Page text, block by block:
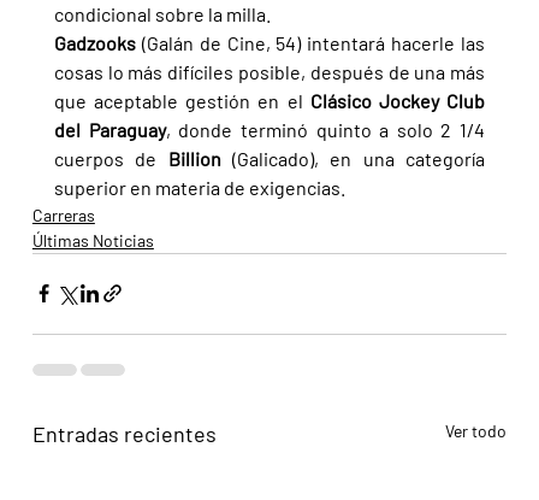
condicional sobre la milla.
Gadzooks (Galán de Cine, 54) intentará hacerle las
cosas lo más difíciles posible, después de una más
que aceptable gestión en el Clásico Jockey Club
del Paraguay, donde terminó quinto a solo 2 1/4
cuerpos de Billion (Galicado), en una categoría
superior en materia de exigencias.
Carreras
Últimas Noticias
Entradas recientes Ver todo